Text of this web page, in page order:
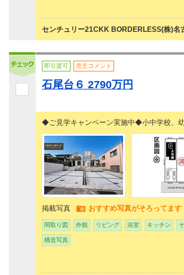
センチュリー21CKK BORDERLESS(株)名
即引渡可 売主コメント
石尾台６ 2790万円
◆ご見学キャンペーン実施中◆小中学校
掲載写真 おすすめ写真がそろってます
間取り図 外観 リビング 浴室 キッチン
構造写真